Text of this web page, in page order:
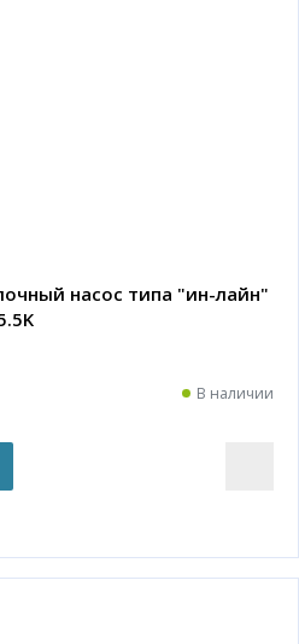
насос типа "ин-лайн"
В наличии